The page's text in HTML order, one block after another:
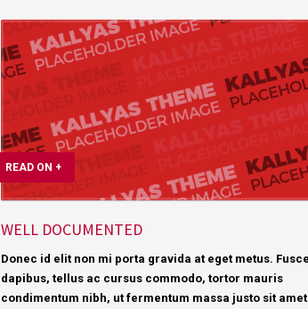
READ ON +
WELL DOCUMENTED
Donec id elit non mi porta gravida at eget metus. Fusce
dapibus, tellus ac cursus commodo, tortor mauris
condimentum nibh, ut fermentum massa justo sit amet